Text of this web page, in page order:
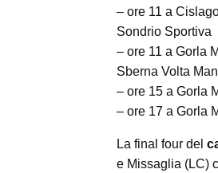
– ore 11 a
Sondrio Sportiva
– ore 11 a Gorla
Sberna Volta
– ore 15 a Gorla
– ore 17 a Gorla
La final four del
e Missaglia (LC)